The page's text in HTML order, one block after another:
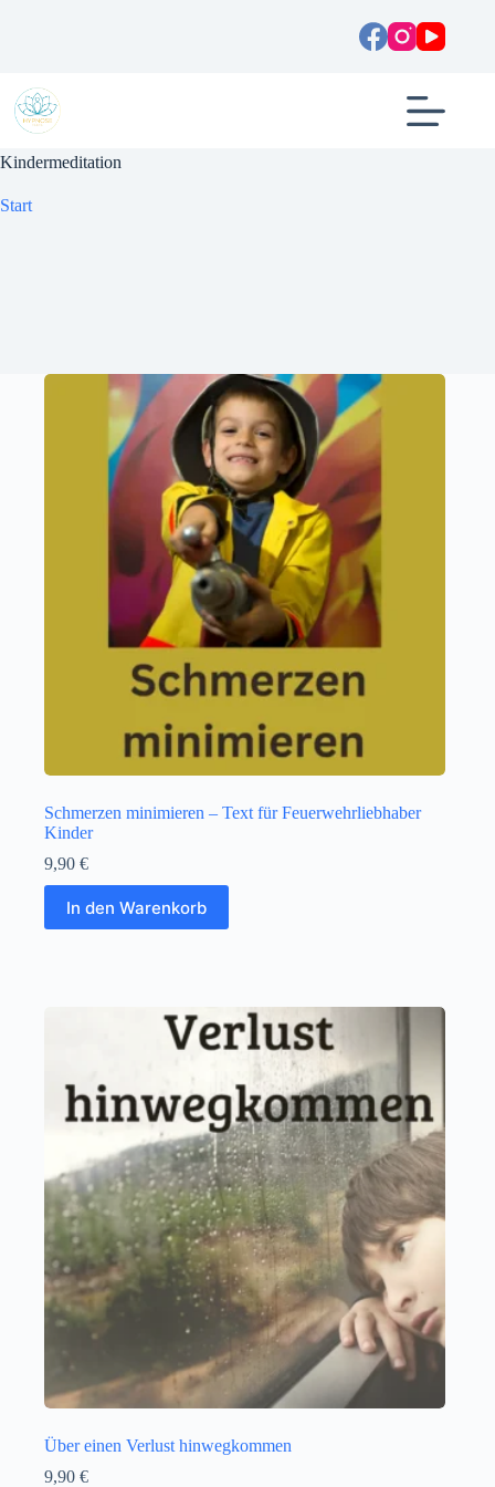
Kindermeditation
Start
Schmerzen minimieren – Text für Feuerwehrliebhaber
Kinder
9,90 €
In den Warenkorb
Über einen Verlust hinwegkommen
9,90 €